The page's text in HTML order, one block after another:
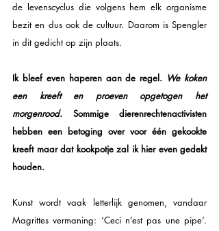
de levenscyclus die volgens hem elk organisme
bezit en dus ook de cultuur. Daarom is Spengler
in dit gedicht op zijn plaats.
Ik bleef even haperen aan de regel. We koken
een kreeft en proeven opgetogen het
morgenrood. Sommige dierenrechtenactivisten
hebben een betoging over voor één gekookte
kreeft maar dat kookpotje zal ik hier even gedekt
houden.
Kunst wordt vaak letterlijk genomen, vandaar
Magrittes vermaning: ‘Ceci n’est pas une pipe’.